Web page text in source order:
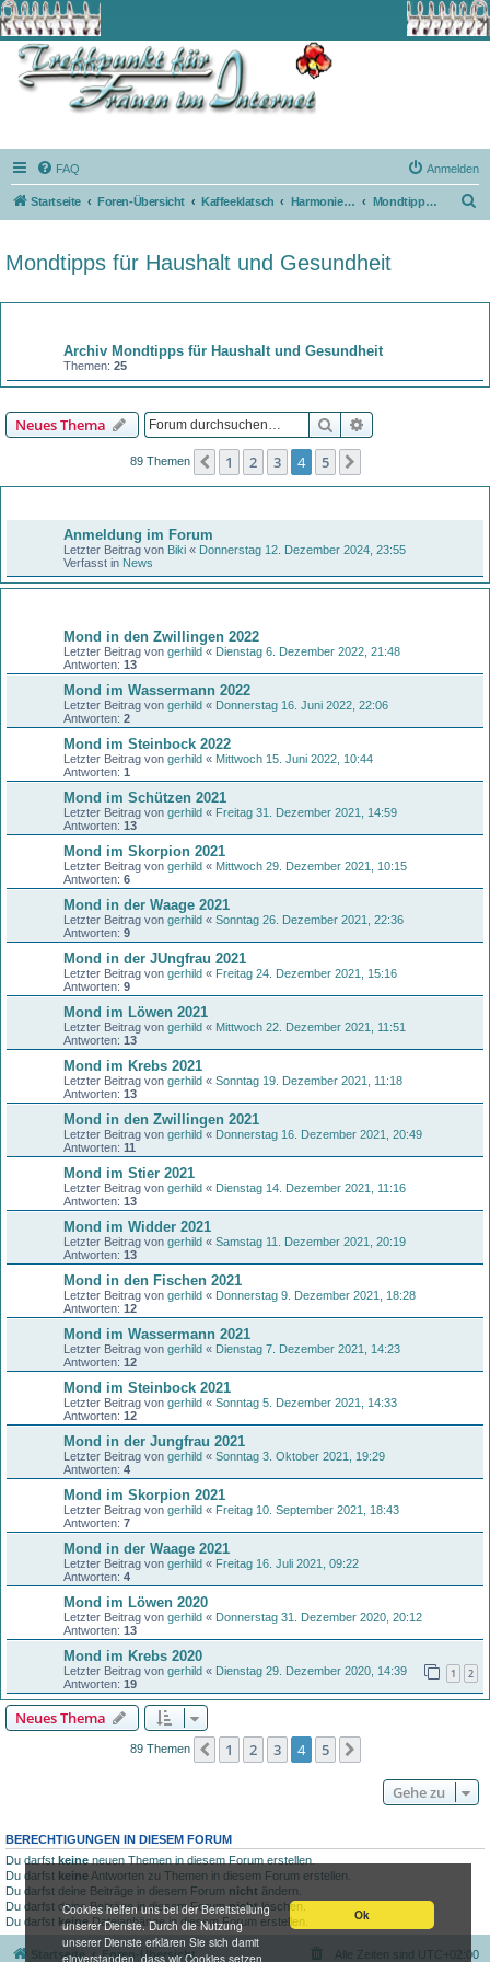
Ok
Cookies helfen uns bei der Bereitstellung
unserer Dienste. Durch die Nutzung
unserer Dienste erklären Sie sich damit
einverstanden, dass wir Cookies setzen.
FAQ Anmelden
Startseite Foren-Übersicht Kaffeeklatsch Harmonie mit dem Mond Mondtipps für Haushalt und Gesundheit
e
Mondtipps für Haushalt und Gesundheit
Archiv Mondtipps für Haushalt und Gesundheit
Themen: 25
Neues Thema Suche
89 Themen Vorherige
1 2 3 4 5
Anmeldung im Forum
Letzter Beitrag von Biki « Donnerstag 12. Dezember 2024, 23:55
Verfasst in News
Mond in den Zwillingen 2022
Letzter Beitrag von gerhild « Dienstag 6. Dezember 2022, 21:48
Antworten: 13
Mond im Wassermann 2022
Letzter Beitrag von gerhild « Donnerstag 16. Juni 2022, 22:06
Antworten: 2
Mond im Steinbock 2022
Letzter Beitrag von gerhild « Mittwoch 15. Juni 2022, 10:44
Antworten: 1
Mond im Schützen 2021
Letzter Beitrag von gerhild « Freitag 31. Dezember 2021, 14:59
Antworten: 13
Mond im Skorpion 2021
Letzter Beitrag von gerhild « Mittwoch 29. Dezember 2021, 10:15
Antworten: 6
Mond in der Waage 2021
Letzter Beitrag von gerhild « Sonntag 26. Dezember 2021, 22:36
Antworten: 9
Mond in der JUngfrau 2021
Letzter Beitrag von gerhild « Freitag 24. Dezember 2021, 15:16
Antworten: 9
Mond im Löwen 2021
Letzter Beitrag von gerhild « Mittwoch 22. Dezember 2021, 11:51
Antworten: 13
Mond im Krebs 2021
Letzter Beitrag von gerhild « Sonntag 19. Dezember 2021, 11:18
Antworten: 13
Mond in den Zwillingen 2021
Letzter Beitrag von gerhild « Donnerstag 16. Dezember 2021, 20:49
Antworten: 11
Mond im Stier 2021
Letzter Beitrag von gerhild « Dienstag 14. Dezember 2021, 11:16
Antworten: 13
Mond im Widder 2021
Letzter Beitrag von gerhild « Samstag 11. Dezember 2021, 20:19
Antworten: 13
Mond in den Fischen 2021
Letzter Beitrag von gerhild « Donnerstag 9. Dezember 2021, 18:28
Antworten: 12
Mond im Wassermann 2021
Letzter Beitrag von gerhild « Dienstag 7. Dezember 2021, 14:23
Antworten: 12
Mond im Steinbock 2021
Letzter Beitrag von gerhild « Sonntag 5. Dezember 2021, 14:33
Antworten: 12
Mond in der Jungfrau 2021
Letzter Beitrag von gerhild « Sonntag 3. Oktober 2021, 19:29
Antworten: 4
Mond im Skorpion 2021
Letzter Beitrag von gerhild « Freitag 10. September 2021, 18:43
Antworten: 7
Mond in der Waage 2021
Letzter Beitrag von gerhild « Freitag 16. Juli 2021, 09:22
Antworten: 4
Mond im Löwen 2020
Letzter Beitrag von gerhild « Donnerstag 31. Dezember 2020, 20:12
Antworten: 13
Mond im Krebs 2020
Letzter Beitrag von gerhild « Dienstag 29. Dezember 2020, 14:39
Antworten: 19
1 2
Neues Thema
89 Themen Vorherige
1 2 3 4 5
Gehe zu
BERECHTIGUNGEN IN DIESEM FORUM
Du darfst keine neuen Themen in diesem Forum erstellen.
Du darfst keine Antworten zu Themen in diesem Forum erstellen.
Du darfst deine Beiträge in diesem Forum nicht ändern.
Du darfst deine Beiträge in diesem Forumnichtlöschen.
Du darfst keineDateianhänge in diesem Forum erstellen.
Startseite Foren-Übersicht Alle Zeiten sind UTC+02:00